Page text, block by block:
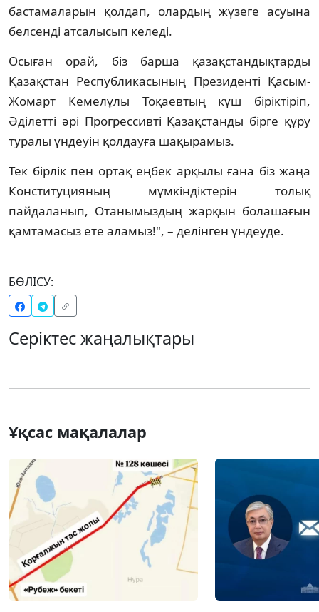
бастамаларын қолдап, олардың жүзеге асуына
белсенді атсалысып келеді.
Осыған орай, біз барша қазақстандықтарды
Қазақстан Республикасының Президенті Қасым-
Жомарт Кемелұлы Тоқаевтың күш біріктіріп,
Әділетті әрі Прогрессивті Қазақстанды бірге құру
туралы үндеуін қолдауға шақырамыз.
Тек бірлік пен ортақ еңбек арқылы ғана біз жаңа
Конституцияның мүмкіндіктерін толық
пайдаланып, Отанымыздың жарқын болашағын
қамтамасыз ете аламыз!", – делінген үндеуде.
БӨЛІСУ:
Серіктес жаңалықтары
Ұқсас мақалалар